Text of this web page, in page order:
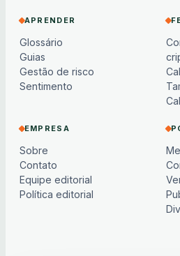
APRENDER
Glossário
Guias
Gestão de risco
Sentimento
EMPRESA
Sobre
Contato
Equipe editorial
Política editorial